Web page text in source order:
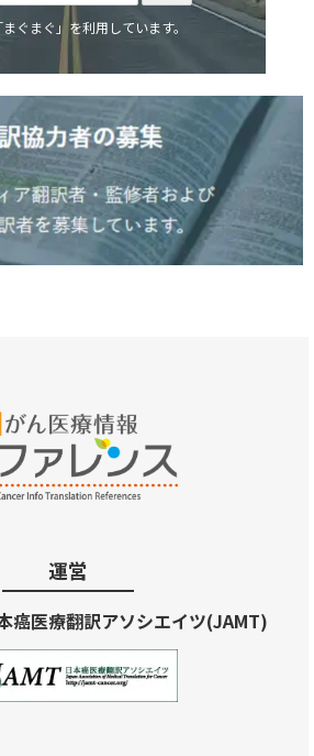
ぐまぐ」を利用しています。
運営
癌医療翻訳アソシエイツ(JAMT)